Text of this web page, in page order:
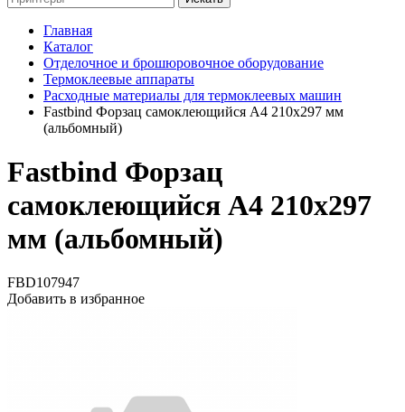
Главная
Каталог
Отделочное и брошюровочное оборудование
Термоклеевые аппараты
Расходные материалы для термоклеевых машин
Fastbind Форзац самоклеющийся А4 210х297 мм
(альбомный)
Fastbind Форзац
самоклеющийся А4 210х297
мм (альбомный)
FBD107947
Добавить в избранное